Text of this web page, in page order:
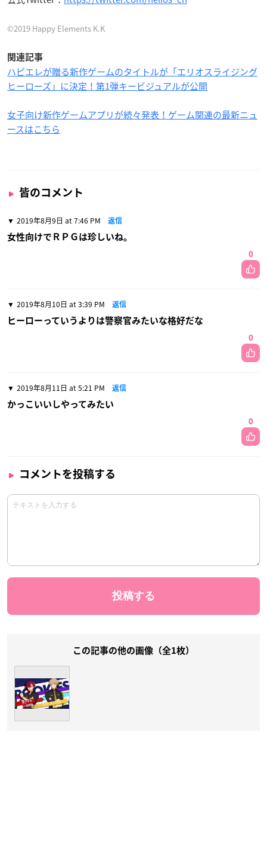
©2019 Happy Elements K.K
関連記事
ハピエレが贈る新作ゲームのタイトルが「エリオスライジング
ヒーローズ」に決定！第1弾キービジュアルが公開
女子向け新作ゲームアプリが続々発表！ゲーム関連の最新ニュ
ースはこちら
皆のコメント
2019年8月9日 at 7:46 PM 返信
女性向けでＲＰＧは珍しいね。
0
2019年8月10日 at 3:39 PM 返信
ヒーローっていうよりは警察官みたいな格好だな
0
2019年8月11日 at 5:21 PM 返信
かっこいいしやってみたい
0
コメントを投稿する
この記事の他の画像（全1枚）